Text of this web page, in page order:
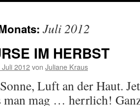
Juli 2012
IM HERBST
Juli 2012von Juliane Kraus
Luft an der Haut.
man mag … herrlich!